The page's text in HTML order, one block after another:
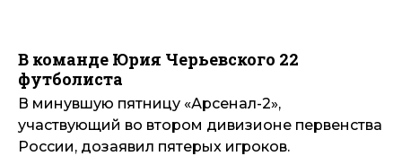
В команде Юрия Черьевского 22
футболиста
В минувшую пятницу «Арсенал-2»,
участвующий во втором дивизионе первенства
России, дозаявил пятерых игроков.